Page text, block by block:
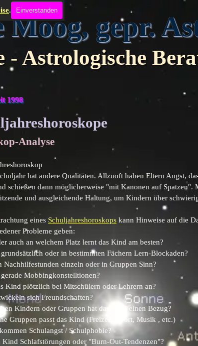
. Einverstanden
Moog, gepr.
- Astrologische
1998
Analyse
hat andere Qualitäten. Allzuoft haben Eltern Angst,
schießen dann möglicherweise "mit Kanonen auf Spatzen".
und ausgleichende Haltung, um Kindern über
eines Schuljahreshoroskops kann Hinweise auf die
Probleme geben:
auch an welchem Platz lernt das Kind am besten?
oder in bestimmten Fächern Lern-Blockaden?
Nachhilfestunden einzeln oder in Gruppen Sinn?
Mobbingkonstelltionen?
Kind plötzlich bei Mitschülern oder Lehrern an?
sich Freundschaften?
Kindern oder Gruppen hat das Kind einen Bezug?
Gruppen passt das Kind (Freizeit, Sport, Musik , etc.)
Schulangst / Schulphobie?
Kind Schlafstörungen oder "Burn-Out-Tendenzen"?